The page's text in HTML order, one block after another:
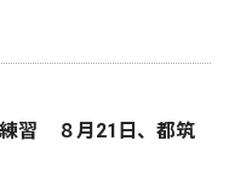
習 ８月21日、都筑